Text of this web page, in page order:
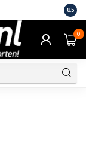
Eigen
8.5
0